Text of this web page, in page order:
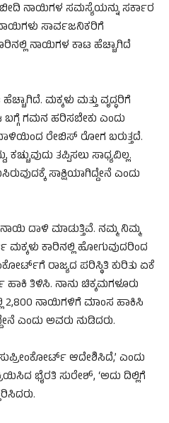
ನಾಯಿಗಳ ಸಮಸ್ಯೆಯನ್ನು ಸರ್ಕಾರ
ಸಾರ್ವಜನಿಕರಿಗೆ
ನಾಯಿಗಳ ಕಾಟ ಹೆಚ್ಚಾಗಿದೆ
ಮಕ್ಕಳು ಮತ್ತು ವೃದ್ಧರಿಗೆ
ಬಗ್ಗೆ ಗಮನ ಹರಿಸಬೇಕು ಎಂದು
ರೇಬಿಸ್ ರೋಗ ಬರುತ್ತದೆ.
ತಪ್ಪಿಸಲು ಸಾಧ್ಯವಿಲ್ಲ.
ಸಾಕ್ಷಿಯಾಗಿದ್ದೇನೆ ಎಂದು
ನಾಯಿ ದಾಳಿ ಮಾಡುತ್ತಿವೆ. ನಮ್ಮ ನಿಮ್ಮ
ಕಾರಿನಲ್ಲಿ ಹೋಗುವುದರಿಂದ
ರಾಜ್ಯದ ಪರಿಸ್ಥಿತಿ ಕುರಿತು ಏಕೆ
ಹಾಕಿ ತಿಳಿಸಿ. ನಾನು ಚಿಕ್ಕಮಗಳೂರು
2,800 ನಾಯಿಗಳಿಗೆ ಮಾಂಸ ಹಾಕಿಸಿ
ಎಂದು ಅವರು ನುಡಿದರು.
ಆದೇಶಿಸಿದೆ,’ ಎಂದು
ಭೈರತಿ ಸುರೇಶ್, ‘ಅದು ದಿಲ್ಲಿಗೆ